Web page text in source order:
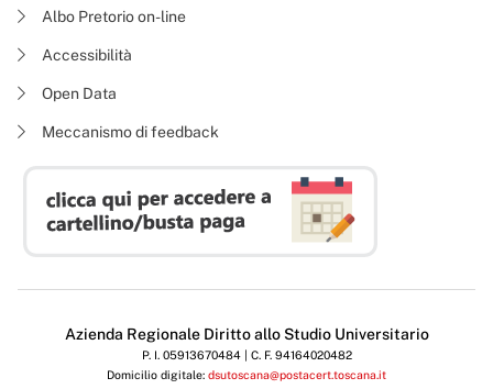
Albo Pretorio on-line
Accessibilità
Open Data
Meccanismo di feedback
Azienda Regionale Diritto allo Studio Universitario
P. I. 05913670484 | C. F. 94164020482
Domicilio digitale: dsutoscana@postacert.toscana.it